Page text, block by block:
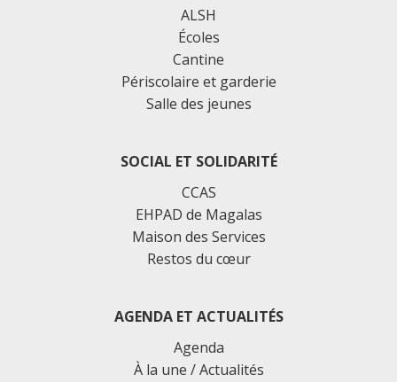
ALSH
Écoles
Cantine
Périscolaire et garderie
Salle des jeunes
SOCIAL ET SOLIDARITÉ
CCAS
EHPAD de Magalas
Maison des Services
Restos du cœur
AGENDA ET ACTUALITÉS
Agenda
À la une / Actualités